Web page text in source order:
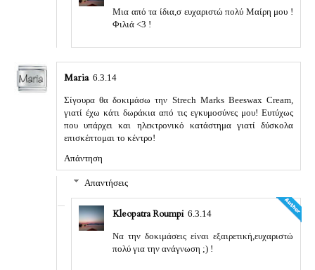
Μια από τα ίδια,σ ευχαριστώ πολύ Μαίρη μου !
Φιλιά <3 !
Maria 6.3.14
Σίγουρα θα δοκιμάσω την Strech Marks Beeswax Cream,
γιατί έχω κάτι δωράκια από τις εγκυμοσύνες μου! Ευτύχως
που υπάρχει και ηλεκτρονικό κατάστημα γιατί δύσκολα
επισκέπτομαι το κέντρο!
Απάντηση
Απαντήσεις
Kleopatra Roumpi 6.3.14
Να την δοκιμάσεις είναι εξαιρετική,ευχαριστώ
πολύ για την ανάγνωση ;) !